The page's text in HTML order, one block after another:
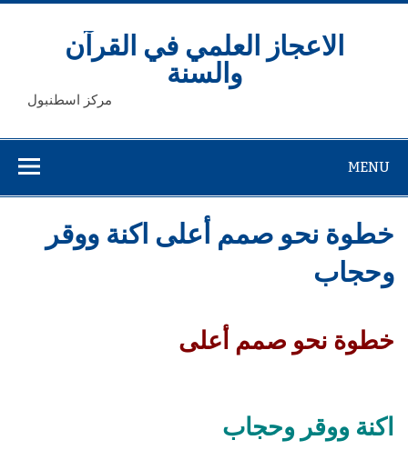
Skip
الاعجاز العلمي في القرآن
والسنة
مركز اسطنبول
MENU
خطوة نحو صمم أعلى اكنة ووقر
وحجاب
خطوة نحو صمم أعلى
اكنة ووقر وحجاب